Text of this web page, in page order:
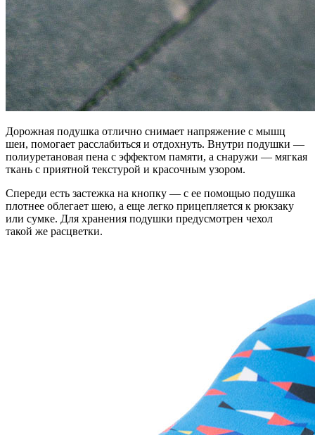
Дорожная подушка отлично снимает напряжение с мышц
шеи, помогает расслабиться и отдохнуть. Внутри подушки —
полиуретановая пена с эффектом памяти, а снаружи — мягкая
ткань с приятной текстурой и красочным узором.
Спереди есть застежка на кнопку — с ее помощью подушка
плотнее облегает шею, а еще легко прицепляется к рюкзаку
или сумке. Для хранения подушки предусмотрен чехол
такой же расцветки.